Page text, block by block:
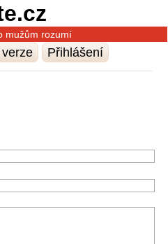
mužům rozumí
Přihlášení